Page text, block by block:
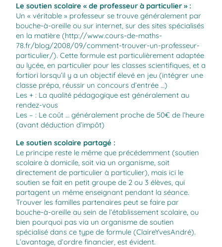
Le soutien scolaire « de professeur à particulier » :
Un « véritable » professeur se trouve généralement par
bouche-à-oreille ou sur internet, sur des sites spécialisés
en la matière (http://www.cours-de-maths-
78.fr/blog/2008/09/comment-trouver-un-professeur-
particulier/). Cette formule est particulièrement adaptée
au lycée, en particulier pour les classes scientifiques, et a
fortiori lorsqu’il y a un objectif élevé en jeu (intégrer une
classe prépa, réussir un concours d’entrée …)
Les + : La qualité pédagogique est généralement au
rendez-vous
Les – : Le coût … généralement proche de 50€ de l’heure
(avant déduction d’impôt)
Le soutien scolaire partagé :
Le principe reste le même que précédemment (soutien
scolaire à domicile, soit via un organisme, soit
directement de particulier à particulier), mais ici le
soutien se fait en petit groupe de 2 ou 3 élèves, qui
partagent un même enseignant pendant la séance.
Trouver les familles partenaires peut se faire par
bouche-à-oreille au sein de l’établissement scolaire, ou
bien pourquoi pas via un organisme de soutien
spécialisé dans ce type de formule (ClaireYvesAndré).
L’avantage, d’ordre financier, est évident.